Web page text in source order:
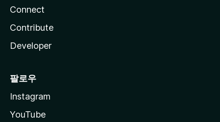
Connect
Contribute
Developer
팔로우
Instagram
YouTube